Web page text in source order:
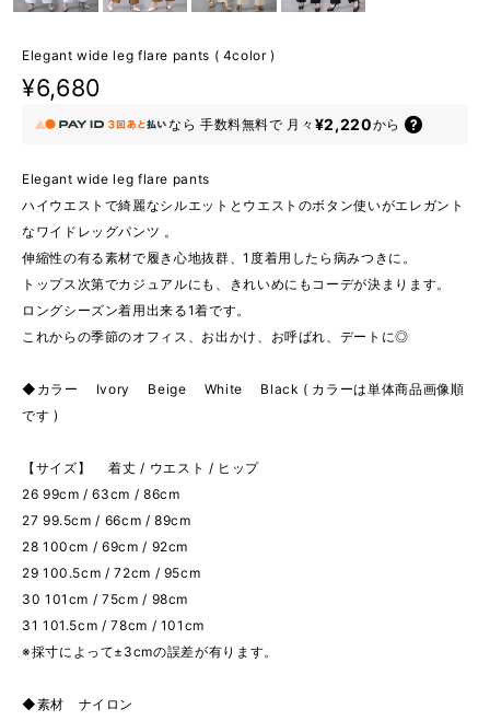
Elegant wide leg flare pants ( 4color )
¥6,680
なら 手数料無料で 月々 ¥2,220から
Elegant wide leg flare pants
ハイウエストで綺麗なシルエットとウエストのボタン使いがエレガント
なワイドレッグパンツ 。
伸縮性の有る素材で履き心地抜群、1度着用したら病みつきに。
トップス次第でカジュアルにも、きれいめにもコーデが決まります。
ロングシーズン着用出来る1着です。
これからの季節のオフィス、お出かけ、お呼ばれ、デートに◎
◆カラー Ivory Beige White Black ( カラーは単体商品画像順
です )
【サイズ】 着丈 / ウエスト / ヒップ
26 99cm / 63cm / 86cm
27 99.5cm / 66cm / 89cm
28 100cm / 69cm / 92cm
29 100.5cm / 72cm / 95cm
30 101cm / 75cm / 98cm
31 101.5cm / 78cm / 101cm
※採寸によって±3cmの誤差が有ります。
◆素材 ナイロン